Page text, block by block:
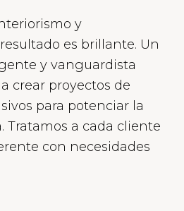
y
es brillante. Un
y vanguardista
crear proyectos de
para potenciar la
Tratamos a cada cliente
con necesidades